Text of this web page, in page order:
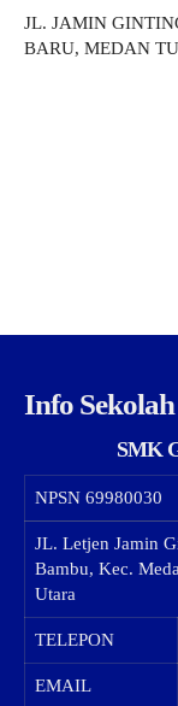
JL. JAMIN
BARU, MEDAN
Info Sekolah
SMK
NPSN 69980030
JL. Letjen Jamin
Bambu, Kec.
Utara
TELEPON
EMAIL